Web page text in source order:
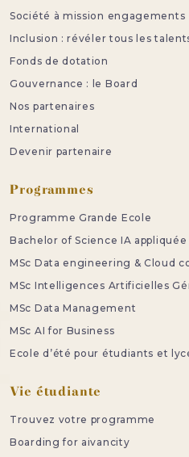
Société à mission engagements
Inclusion : révéler tous les
Fonds de dotation
Gouvernance : le Board
Nos partenaires
International
Devenir partenaire
Programmes
Programme Grande Ecole
Bachelor of Science IA appliquée
MSc Data engineering & Cloud
MSc Intelligences Artificielles
MSc Data Management
MSc AI for Business
Ecole d’été pour étudiants et
Vie étudiante
Trouvez votre programme
Boarding for aivancity